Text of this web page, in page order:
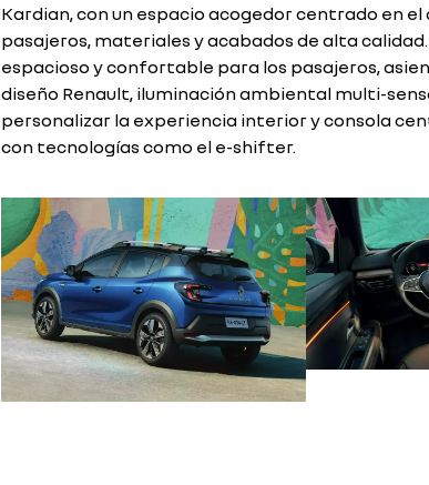
Kardian, con un espacio acogedor centrado en el
pasajeros, materiales y acabados de alta
espacioso y confortable para los pasajeros,
diseño Renault, iluminación ambiental multi-
personalizar la experiencia interior y consola
con tecnologías como el e-shifter.